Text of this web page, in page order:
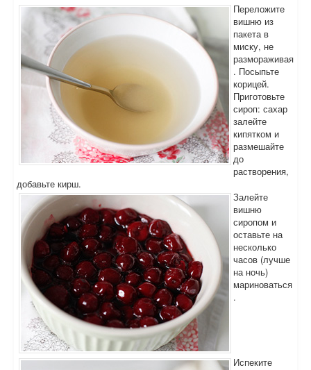
Переложите
вишню из
пакета в
миску, не
размораживая
. Посыпьте
корицей.
Приготовьте
сироп: сахар
залейте
кипятком и
размешайте
до
растворения,
добавьте кирш.
Залейте
вишню
сиропом и
оставьте на
несколько
часов (лучше
на ночь)
мариноваться
.
Испеките